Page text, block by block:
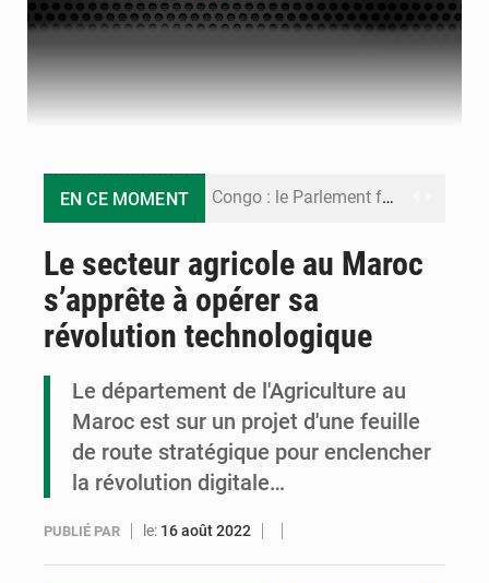
EN CE MOMENT Congo : le Parlement formule 28 recommandations sur le Cadre budgétaire 2027-2029
Le Congo se dote d’un programme national pour valoriser les produits forestiers non ligneux
Le secteur agricole au Maroc
s’apprête à opérer sa
révolution technologique
Le département de l'Agriculture au
Maroc est sur un projet d'une feuille
de route stratégique pour enclencher
la révolution digitale…
PUBLIÉ PAR le: 16 août 2022